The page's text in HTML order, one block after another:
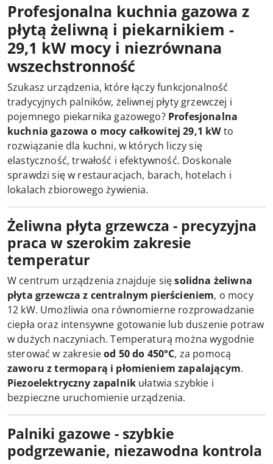
Profesjonalna kuchnia gazowa z
płytą żeliwną i piekarnikiem -
29,1 kW mocy i niezrównana
wszechstronność
Szukasz urządzenia, które łączy funkcjonalność
tradycyjnych palników, żeliwnej płyty grzewczej i
pojemnego piekarnika gazowego? Profesjonalna
kuchnia gazowa o mocy całkowitej 29,1 kWto
rozwiązanie dla kuchni, w których liczy się
elastyczność, trwałość i efektywność. Doskonale
sprawdzi się w restauracjach, barach, hotelach i
lokalach zbiorowego żywienia.
Żeliwna płyta grzewcza - precyzyjna
praca w szerokim zakresie
temperatur
W centrum urządzenia znajduje sięsolidna żeliwna
płyta grzewcza z centralnym pierścieniem, o mocy
12 kW. Umożliwia ona równomierne rozprowadzanie
ciepła oraz intensywne gotowanie lub duszenie potraw
w dużych naczyniach. Temperaturą można wygodnie
sterować w zakresieod 50 do 450°C, za pomocą
zaworu z termoparą i płomieniem zapalającym.
Piezoelektryczny zapalnik ułatwia szybkie i
bezpieczne uruchomienie urządzenia.
Palniki gazowe - szybkie
podgrzewanie, niezawodna kontrola